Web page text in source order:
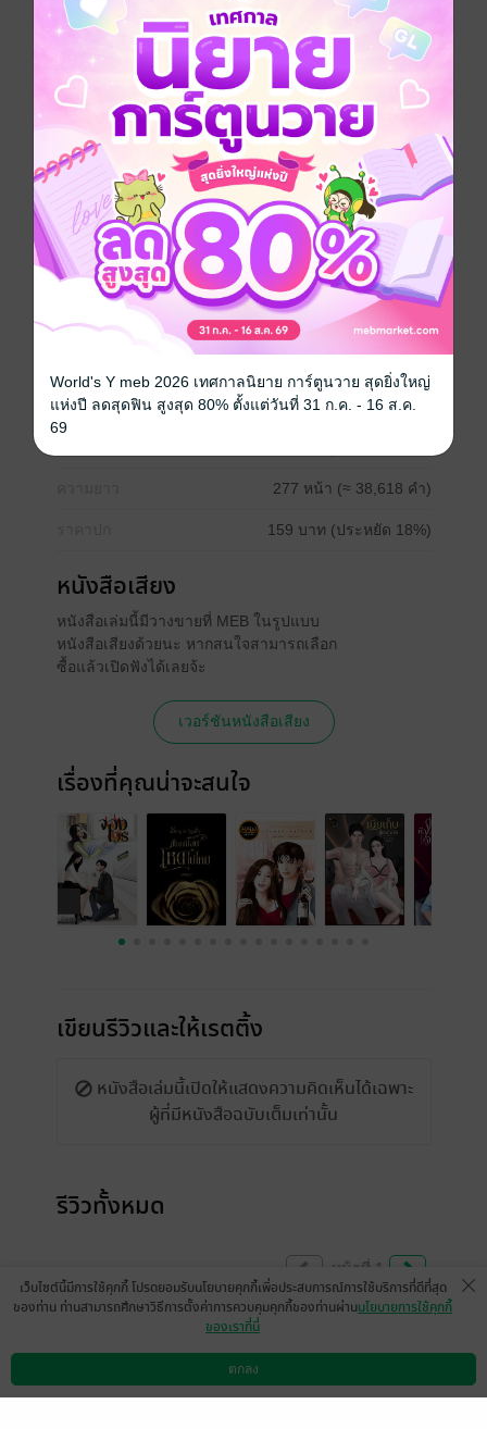
ทุกครั้งที่มองบัวผมยังมีภาพเขาเข้ามา เรื่องของเราควรจบ
ลงตรงนี้
เริ่มต้นใหม่กับคนที่รักบัวจริงเถอะนะ"
"ถ้ามันทำได้ง่ายขนาดนั้นก็ดีสิคิน
ถ้าบัวรักคนอื่นนอกจากคินได้ บัวรักไปแล้ว"
***
ไม่มีนอกกาย นอกใจ มีแต่คนไม่รู้ใจตัวเอง
เรื่องนี้เป็นนิยายสั้นเน้นความสัมพันธ์ของพระนาง
ไม่มีปมหนักๆ
อ่านจบได้ในเรื่องไม่มีภาคต่อค่ะ
***
ติดตามอัสได้ที่แฟนเพจอัสสุชลค่ะ
ประเภทไฟล์ pdf, epub(สารบัญ)
277 หน้า (≈ 38,618 คำ)
159 บาท (ประหยัด 18%)
หนังสือเสียง
หนังสือเล่มนี้มีวางขายที่ MEB ในรูปแบบ
หนังสือเสียงด้วยนะ หากสนใจสามารถเลือก
ซื้อแล้วเปิดฟังได้เลยจ้ะ
เวอร์ชันหนังสือเสียง
เรื่องที่คุณน่าจะสนใจ
เขียนรีวิวและให้เรตติ้ง
หนังสือเล่มนี้เปิดให้แสดงความคิดเห็นได้เฉพาะ
ผู้ที่มีหนังสือฉบับเต็มเท่านั้น
รีวิวทั้งหมด
หน้าที่ 1
0 มีแล้ว - michaelmarco
ดาวน์โหลดแอป วิธีการใช้งาน ติดต่อเรา
เว็บไซต์นี้มีการใช้คุกกี้ โปรดยอมรับนโยบายคุกกี้เพื่อประสบการณ์การใช้บริการที่ดีที่สุด
ของท่าน ท่านสามารถศึกษาวิธีการตั้งค่าการควบคุมคุกกี้ของท่านผ่านนโยบายการใช้คุกกี้
ของเราที่นี่
ตกลง
World's Y meb 2026 เทศกาลนิยาย การ์ตูนวาย สุดยิ่งใหญ่
แห่งปี ลดสุดฟิน สูงสุด 80% ตั้งแต่วันที่ 31 ก.ค. - 16 ส.ค.
69